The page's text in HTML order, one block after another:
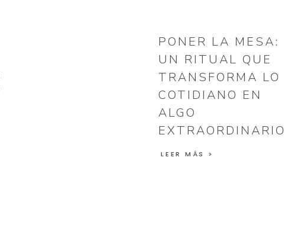
PONER LA MESA:
UN RITUAL QUE
TRANSFORMA LO
COTIDIANO EN
ALGO
EXTRAORDINARIO
LEER MÁS >